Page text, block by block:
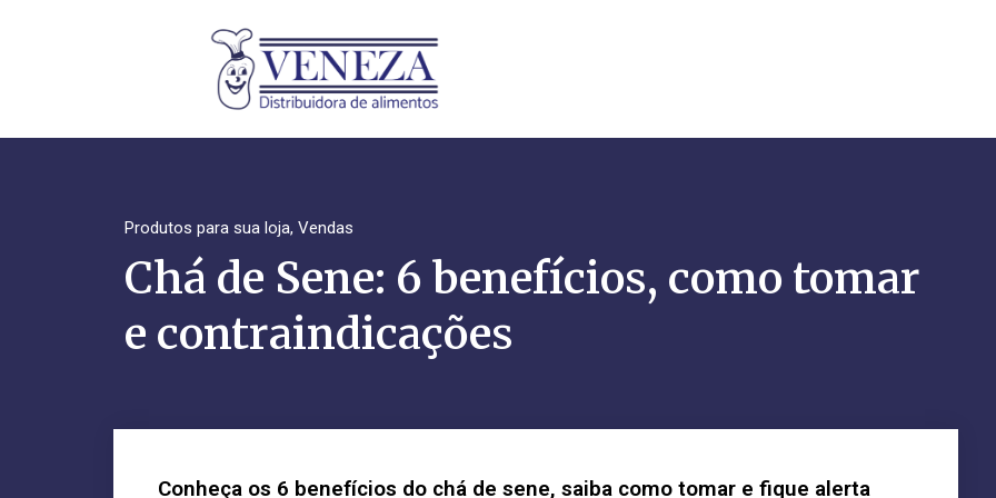
Produtos para sua loja, Vendas
Chá de Sene: 6 benefícios, como tomar
e contraindicações
Conheça os 6 benefícios do chá de sene, saiba como tomar e fique alerta